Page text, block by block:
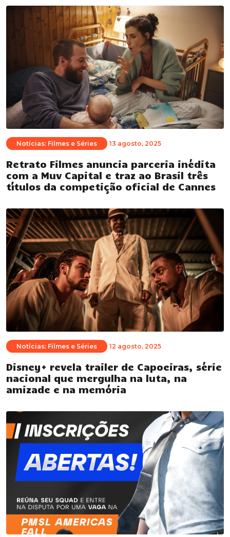
Notícias: Filmes e Séries 13 agosto, 2025
Retrato Filmes anuncia parceria inédita
com a Muv Capital e traz ao Brasil três
títulos da competição oficial de Cannes
Notícias: Filmes e Séries 12 agosto, 2025
Disney+ revela trailer de Capoeiras, série
nacional que mergulha na luta, na
amizade e na memória